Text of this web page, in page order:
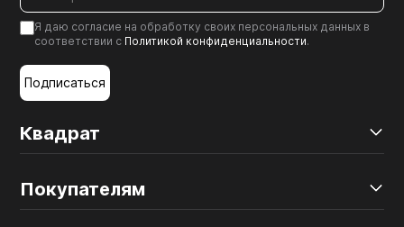
Квадрат
Покупателям
Я даю согласие на обработку своих персональных данных в
соответствии с Политикой конфиденциальности.
Подписаться